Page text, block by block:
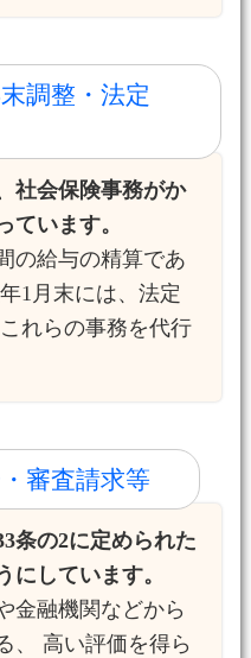
調整・法定
社会保険事務がか
ています。
の給与の精算であ
1月末には、法定
れらの事務を代行
審査請求等
条の2に定められた
にしています。
金融機関などから
、 高い評価を得ら